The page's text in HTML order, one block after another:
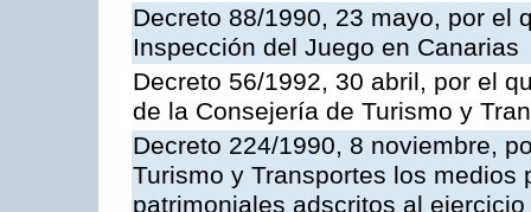
Decreto 88/1990, 23 mayo, por el
Inspección del Juego en Canarias
Decreto 56/1992, 30 abril, por el
de la Consejería de Turismo y
Decreto 224/1990, 8 noviembre,
Turismo y Transportes los
patrimoniales adscritos al